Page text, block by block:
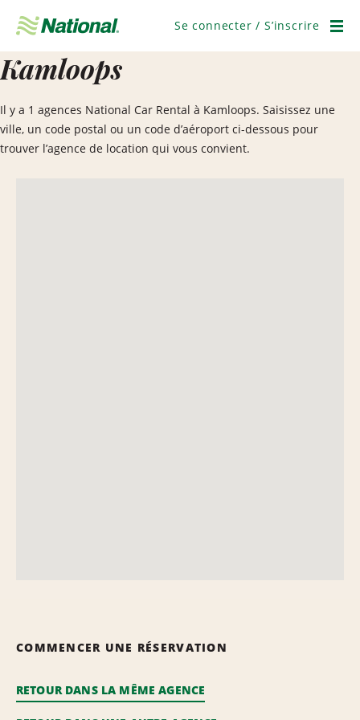
navigation
Se connecter / S’inscrire
Kamloops
Il y a 1 agences National Car Rental à Kamloops. Saisissez une
ville, un code postal ou un code d’aéroport ci-dessous pour
trouver l’agence de location qui vous convient.
COMMENCER UNE RÉSERVATION
RETOUR DANS LA MÊME AGENCE